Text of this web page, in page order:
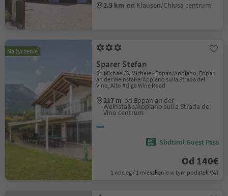
2.9 km od Klausen/Chiusa centrum
Na życzenie
Sparer Stefan
St. Michael/S. Michele - Eppan/Appiano, Eppan
an der Weinstaße/Appiano sulla Strada del
Vino, Alto Adige Wine Road
217 m od Eppan an der
Weinstaße/Appiano sulla Strada del
Vino centrum
Südtirol Guest Pass
Od 140€
1 nocleg / 1 mieszkanie w tym podatek VAT